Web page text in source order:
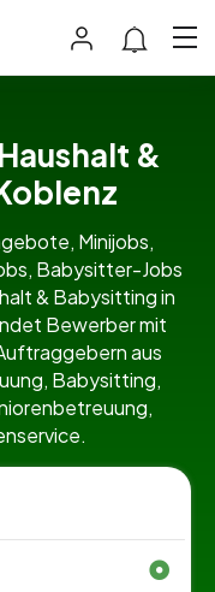
&
Minijobs,
Babysitter-Jobs
& Babysitting in
Bewerber mit
aus
Babysitting,